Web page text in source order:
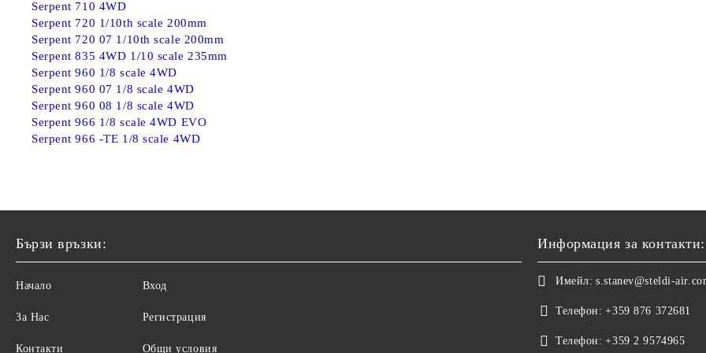
Serpent 710 4WD
Serpent 720 1/10th scale 200mm
Serpent 720 07 1/10th scale 200mm
Serpent 835 4WD 1/10 scale 235mm
Serpent 960 1/8 scale 4WD
Serpent 960 07 1/8 scale 4WD
Serpent 960 08 1/8 scale 4WD
Serpent 966 1/8 scale 4WD EVO
Serpent 966 -TE 1/8 scale 4WD
Бързи връзки:
Начало
За Нас
Контакти
Вход
Регистрация
Общи условия
Информация за контакти:
Имейл: s.stanev@steldi-
Телефон: +359 876 372681
Телефон: +359 2 9574965